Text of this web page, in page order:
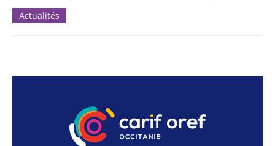
Actualités